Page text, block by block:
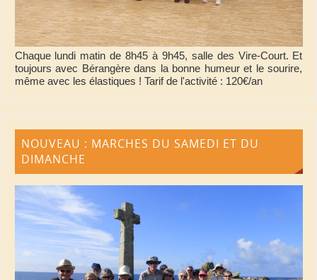
Chaque lundi matin de 8h45 à 9h45, salle des Vire-Court. Et
toujours avec Bérangère dans la bonne humeur et le sourire,
même avec les élastiques ! Tarif de l'activité : 120€/an
NOUVEAU : MARCHES DU SAMEDI ET DU
DIMANCHE